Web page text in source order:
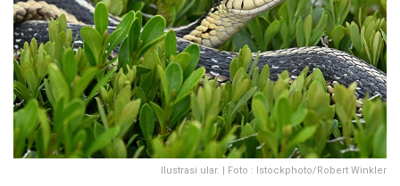
Ilustrasi ular. | Foto : Istockphoto/Robert Winkler